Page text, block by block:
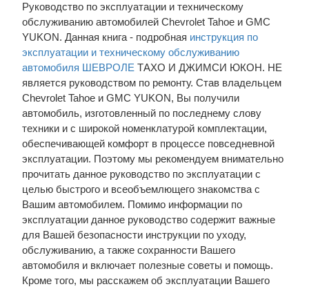
Руководство по эксплуатации и техническому
обслуживанию автомобилей Chevrolet Tahoe и GMC
YUKON. Данная книга - подробная инструкция по
эксплуатации и техническому обслуживанию
автомобиля ШЕВРОЛЕ ТАХО И ДЖИМСИ ЮКОН. НЕ
является руководством по ремонту. Став владельцем
Chevrolet Tahoe и GMC YUKON, Вы получили
автомобиль, изготовленный по последнему слову
техники и с широкой номенклатурой комплектации,
обеспечивающей комфорт в процессе повседневной
эксплуатации. Поэтому мы рекомендуем внимательно
прочитать данное руководство по эксплуатации с
целью быстрого и всеобъемлющего знакомства с
Вашим автомобилем. Помимо информации по
эксплуатации данное руководство содержит важные
для Вашей безопасности инструкции по уходу,
обслуживанию, а также сохранности Вашего
автомобиля и включает полезные советы и помощь.
Кроме того, мы расскажем об эксплуатации Вашего